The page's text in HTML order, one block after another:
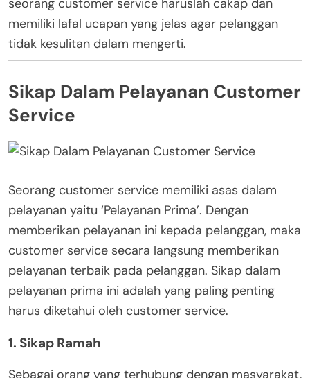
memiliki lafal ucapan yang jelas agar pelanggan
tidak kesulitan dalam mengerti.
Sikap Dalam Pelayanan Customer
Service
Seorang customer service memiliki asas dalam
pelayanan yaitu ‘Pelayanan Prima’. Dengan
memberikan pelayanan ini kepada pelanggan, maka
customer service secara langsung memberikan
pelayanan terbaik pada pelanggan. Sikap dalam
pelayanan prima ini adalah yang paling penting
harus diketahui oleh customer service.
1. Sikap Ramah